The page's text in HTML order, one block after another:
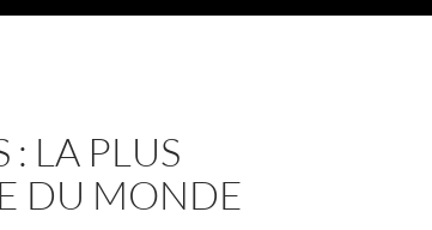
LA PLUS
DU MONDE